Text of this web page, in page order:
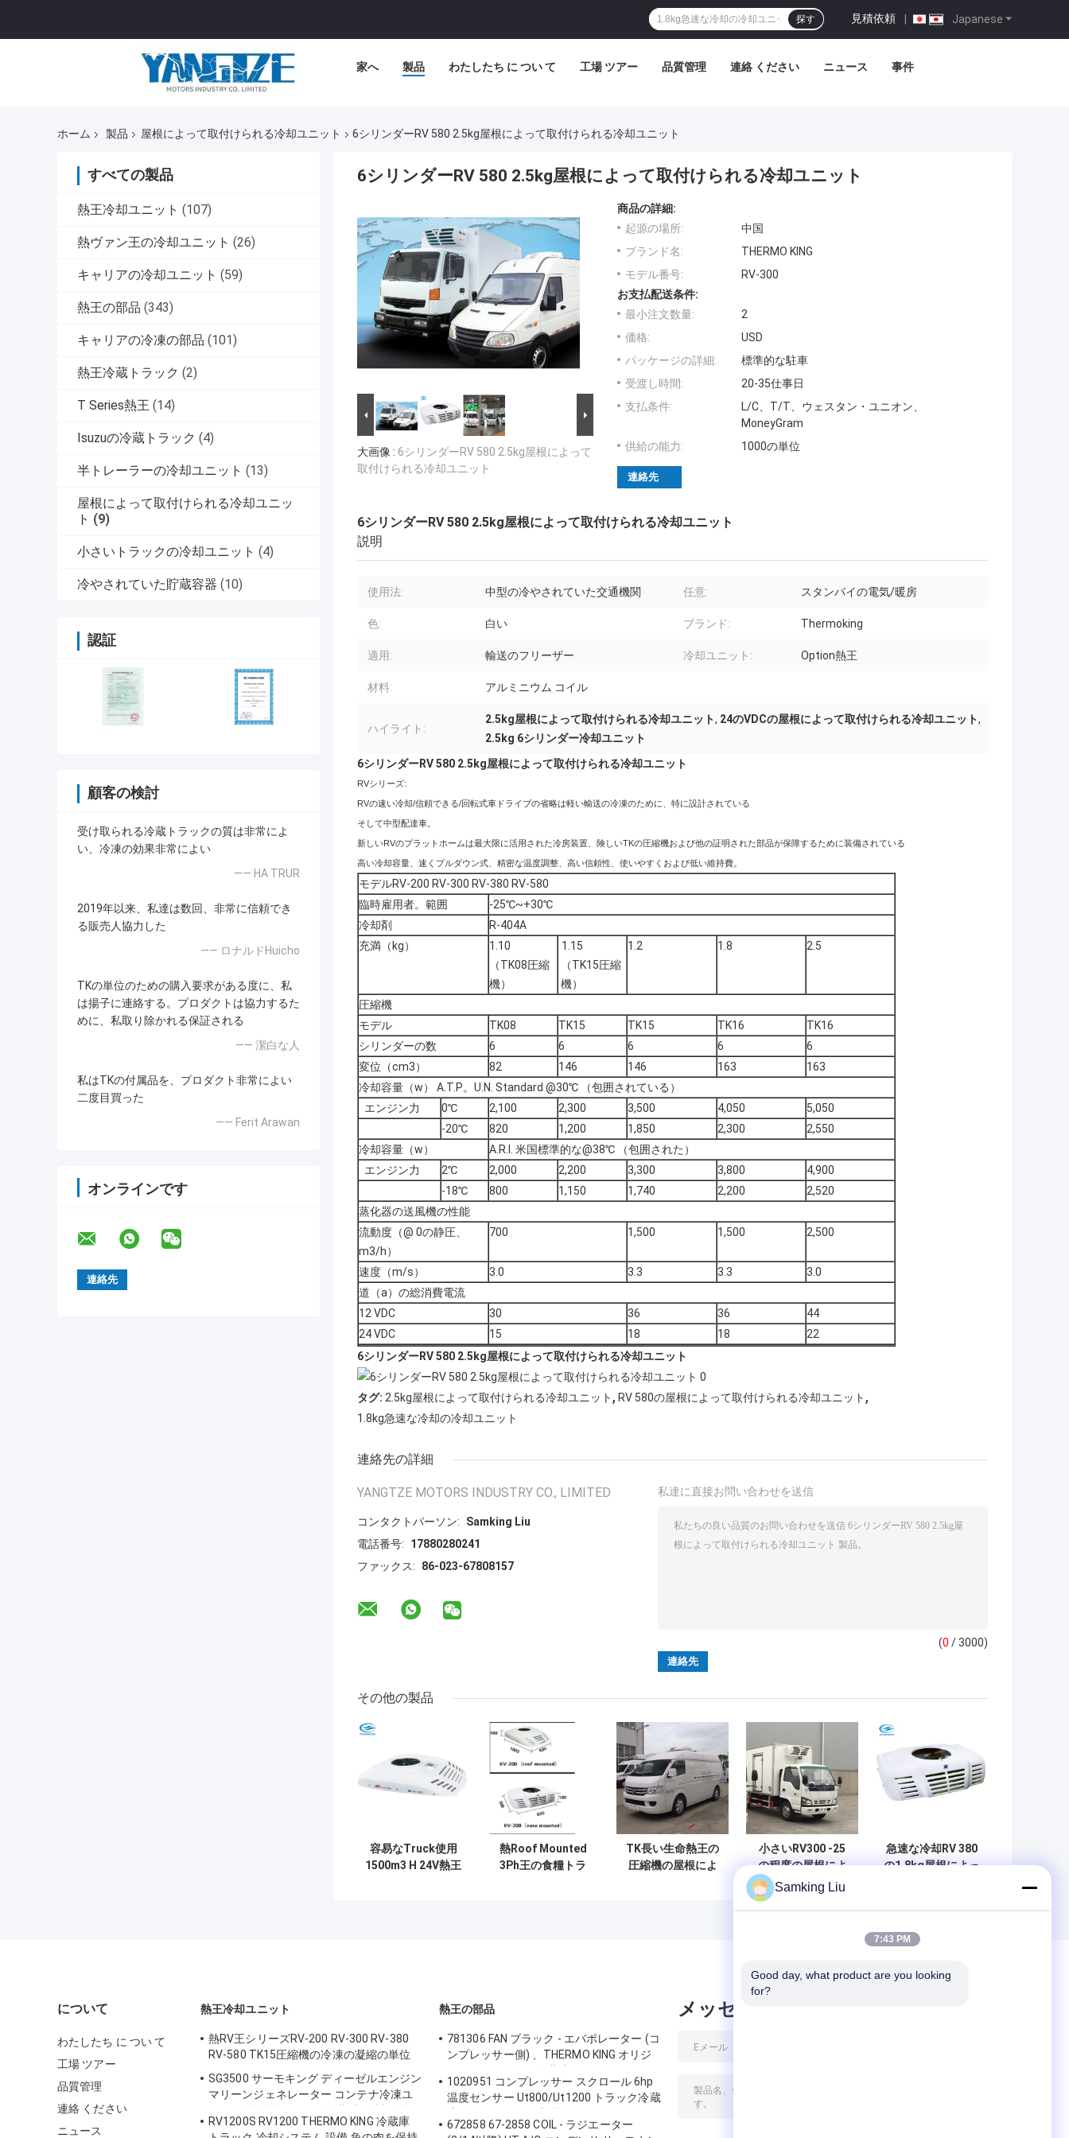
Japanese
見積依頼 |
探す
家へ 製品 わたしたち に つい て 工場 ツアー 品質管理 連絡 ください ニュース 事件
ホーム 製品 屋根によって取付けられる冷却ユニット 6シリンダーRV 580 2.5kg屋根によって取付けられる冷却ユニット
すべての製品
熱王冷却ユニット (107)
熱ヴァン王の冷却ユニット (26)
キャリアの冷却ユニット (59)
熱王の部品 (343)
キャリアの冷凍の部品 (101)
熱王冷蔵トラック (2)
T Series熱王 (14)
Isuzuの冷蔵トラック (4)
半トレーラーの冷却ユニット (13)
屋根によって取付けられる冷却ユニッ
ト (9)
小さいトラックの冷却ユニット (4)
冷やされていた貯蔵容器 (10)
認証
顧客の検討
受け取られる冷蔵トラックの質は非常によ
い、冷凍の効果非常によい
—— HA TRUR
2019年以来、私達は数回、非常に信頼でき
る販売人協力した
—— ロナルドHuicho
TKの単位のための購入要求がある度に、私
は揚子に連絡する。プロダクトは協力するた
めに、私取り除かれる保証される
—— 潔白な人
私はTKの付属品を、プロダクト非常によい
二度目買った
—— Ferit Arawan
オンラインです
6シリンダーRV 580 2.5kg屋根によって取付けられる冷却ユニット
大画像 : 6シリンダーRV 580 2.5kg屋根によって
取付けられる冷却ユニット
商品の詳細:
起源の場所:
中国
ブランド名:
THERMO KING
モデル番号:
RV-300
お支払配送条件:
最小注文数量:
2
価格:
USD
パッケージの詳細:
標準的な駐車
受渡し時間:
20-35仕事日
支払条件:
L/C、T/T、ウェスタン・ユニオン、
MoneyGram
供給の能力:
1000の単位
連絡先
6シリンダーRV 580 2.5kg屋根によって取付けられる冷却ユニット
説明
使用法: 中型の冷やされていた交通機関 任意: スタンバイの電気/暖房
色: 白い ブランド: Thermoking
適用: 輸送のフリーザー 冷却ユニット: Option熱王
材料: アルミニウム コイル
ハイライト:
2.5kg屋根によって取付けられる冷却ユニット, 24のVDCの屋根によって取付けられる冷却ユニット,
2.5kg 6シリンダー冷却ユニット
6シリンダーRV 580 2.5kg屋根によって取付けられる冷却ユニット
RVシリーズ:
RVの速い冷却/信頼できる/回転式車ドライブの省略は軽い輸送の冷凍のために、特に設計されている
そして中型配達車。
新しいRVのプラットホームは最大限に活用された冷房装置、険しいTKの圧縮機および他の証明された部品が保障するために装備されている
高い冷却容量、速くプルダウン式、精密な温度調整、高い信頼性、使いやすくおよび低い維持費。
モデルRV-200 RV-300 RV-380 RV-580
臨時雇用者。範囲
-25℃~+30℃
冷却剤
R-404A
充満（kg）
1.10
（TK08圧縮
機）
1.15
（TK15圧縮
機）
1.2 1.8 2.5
圧縮機
モデル
TK08 TK15 TK15 TK16
TK16
シリンダーの数
6 6 6 6
6
変位（cm3）
82 146 146 163
163
冷却容量（w） A.T.P。U.N. Standard @30℃ （包囲されている）
エンジン力
0℃ 2,100 2,300 3,500 4,050
5,050
-20℃
820 1,200 1,850 2,300
2,550
冷却容量（w）
A.R.I. 米国標準的な@38℃ （包囲された）
エンジン力
2℃ 2,000 2,200 3,300 3,800
4,900
-18℃
800 1,150 1,740 2,200
2,520
蒸化器の送風機の性能
流動度（@ 0の静圧、
m3/h）
700 1,500 1,500 2,500
速度（m/s） 3.0 3.3 3.3
3.0
道（a）の総消費電流
12 VDC
30 36 36
44
24 VDC
15 18 18
22
6シリンダーRV 580 2.5kg屋根によって取付けられる冷却ユニット
タグ: 2.5kg屋根によって取付けられる冷却ユニット , RV 580の屋根によって取付けられる冷却ユニット ,
1.8kg急速な冷却の冷却ユニット
連絡先の詳細
YANGTZE MOTORS INDUSTRY CO., LIMITED
コンタクトパーソン:
Samking Liu
電話番号:
17880280241
ファックス:
86-023-67808157
私達に直接お問い合わせを送信
(0 / 3000)
その他の製品
容易なTruck使用
1500m3 H 24V熱王
熱Roof Mounted
3Ph王の食糧トラ
TK長い生命熱王の
圧縮機の屋根によ
小さいRV300 -25
の程度の屋根によ
って取付けられる
冷却ユニット
急速な冷却RV 380
の1.8kg屋根によっ
について
わたしたち に つい て
工場 ツアー
品質管理
連絡 ください
ニュース
熱王冷却ユニット
熱RV王シリーズRV-200 RV-300 RV-380
RV-580 TK15圧縮機の冷凍の凝縮の単位
SG3500 サーモキング ディーゼルエンジン
マリーンジェネレーター コンテナ冷凍ユ
ニット 電動電源 優れた燃費 中国製工場
RV1200S RV1200 THERMO KING 冷蔵庫
熱王の部品
781306 FAN ブラック - エバポレーター (コ
ンプレッサー側) 、THERMO KING オリジ
ナルスペアパーツ冷蔵庫ファン
1020951 コンプレッサー スクロール 6hp
温度センサー Ut800/Ut1200 トラック冷蔵
庫用 サーモキング部品
672858 67-2858 COIL - ラジエーター
メッセージ
Samking Liu
7:43 PM
Good day, what product are you looking
for?